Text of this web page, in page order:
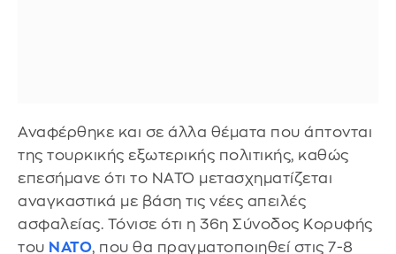
Αναφέρθηκε και σε άλλα θέματα που άπτονται
της τουρκικής εξωτερικής πολιτικής, καθώς
επεσήμανε ότι το NATO μετασχηματίζεται
αναγκαστικά με βάση τις νέες απειλές
ασφαλείας. Τόνισε ότι η 36η Σύνοδος Κορυφής
του NATO, που θα πραγματοποιηθεί στις 7-8